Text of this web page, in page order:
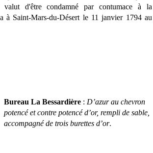
d'être condamné par contumace à la
à Saint-Mars-du-Désert le 11 janvier 1794 au
Bureau La Bessardière : D’azur au chevron
potencé et contre potencé d’or, rempli de sable,
accompagné de trois burettes d’or.